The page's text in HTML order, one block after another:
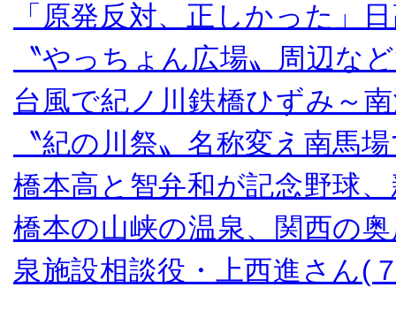
「原発反対、正しかった」
〝やっちょん広場〟周辺な
台風で紀ノ川鉄橋ひずみ～
〝紀の川祭〟名称変え南馬
橋本高と智弁和が記念野球
橋本の山峡の温泉、関西の
泉施設相談役・上西進さん(